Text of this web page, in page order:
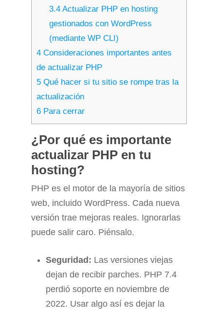
3.4Actualizar PHP en hosting
gestionados con WordPress
(mediante WP CLI)
4 Consideraciones importantes antes
de actualizar PHP
5 Qué hacer si tu sitio se rompe tras la
actualización
6 Para cerrar
¿Por qué es importante
actualizar PHP en tu
hosting?
PHP es el motor de la mayoría de sitios
web, incluido WordPress. Cada nueva
versión trae mejoras reales. Ignorarlas
puede salir caro. Piénsalo.
Seguridad: Las versiones viejas
dejan de recibir parches. PHP 7.4
perdió soporte en noviembre de
2022. Usar algo así es dejar la